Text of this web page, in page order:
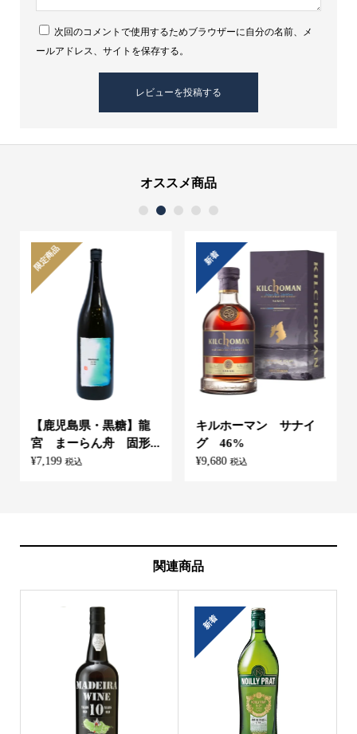
次回のコメントで使用するためブラウザーに自分の名前、メ
ールアドレス、サイトを保存する。
オススメ商品
限定商品
【鹿児島県・黒糖】龍
宮 まーらん舟 固形...
¥7,199 税込
新着
キルホーマン サナイ
グ 46%
¥9,680 税込
2
関連商品
新着